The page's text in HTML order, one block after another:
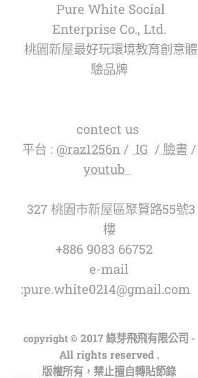
聽見 | 自然聲音
感受 | 正向話語
對抗 | 疫情時刻
Pure White Social
Enterprise Co., Ltd.
桃園新屋最好玩環境教育創意體
驗品牌
contect us
平台 : @raz1256n / IG / 臉書 /
youtub
327 桃園市新屋區聚賢路55號3
樓
+886 9083 66752
e-mail
:pure.white0214@gmail.com
copyright © 2017 綠芽飛飛有限公司 -
All rights reserved .
版權所有，禁止擅自轉貼節錄